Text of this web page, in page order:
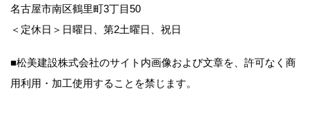
名古屋市南区鶴里町3丁目50
＜定休日＞日曜日、第2土曜日、祝日
■松美建設株式会社のサイト内画像および文章を、許可なく商
用利用・加工使用することを禁じます。